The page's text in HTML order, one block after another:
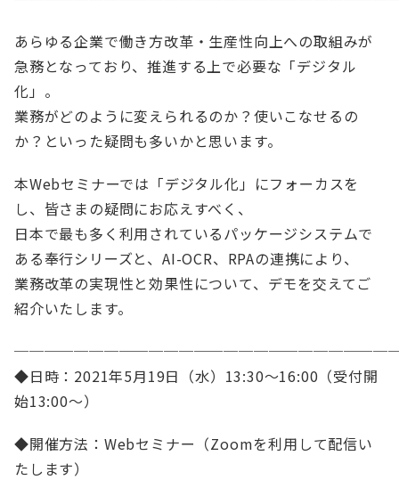
あらゆる企業で働き方改革・生産性向上への取組みが
急務となっており、推進する上で必要な「デジタル
化」。
業務がどのように変えられるのか？使いこなせるの
か？といった疑問も多いかと思います。
本Webセミナーでは「デジタル化」にフォーカスを
し、皆さまの疑問にお応えすべく、
日本で最も多く利用されているパッケージシステムで
ある奉行シリーズと、AI-OCR、RPAの連携により、
業務改革の実現性と効果性について、デモを交えてご
紹介いたします。
◆日時：2021年5月19日（水）13:30～16:00（受付開
始13:00～）
◆開催方法：Webセミナー（Zoomを利用して配信い
たします）